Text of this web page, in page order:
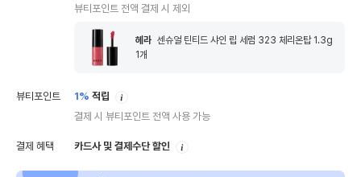
뷰티포인트 전액 결제 시 제외
헤라 센슈얼 틴티드 샤인 립 세럼 323 체리온탑 1.3g
1개
뷰티포인트 1% 적립
결제 시 뷰티포인트 전액 사용 가능
결제 혜택 카드사 및 결제수단 할인